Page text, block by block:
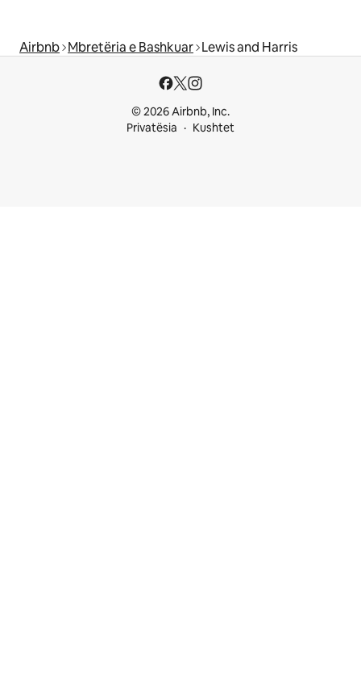
Airbnb Mbretëria e Bashkuar Lewis and Harris
© 2026 Airbnb, Inc.
Privatësia
Kushtet